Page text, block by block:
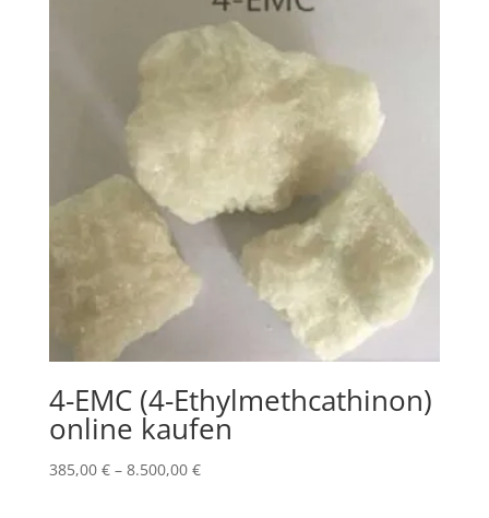
5.250,00 €
4-EMC (4-Ethylmethcathinon)
online kaufen
385,00 € – 8.500,00 €Price